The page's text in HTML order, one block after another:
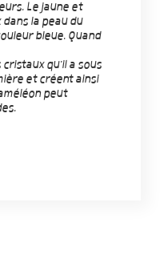
Le jaune et
la peau du
bleue. Quand
qu'il a sous
et créent ainsi
peut